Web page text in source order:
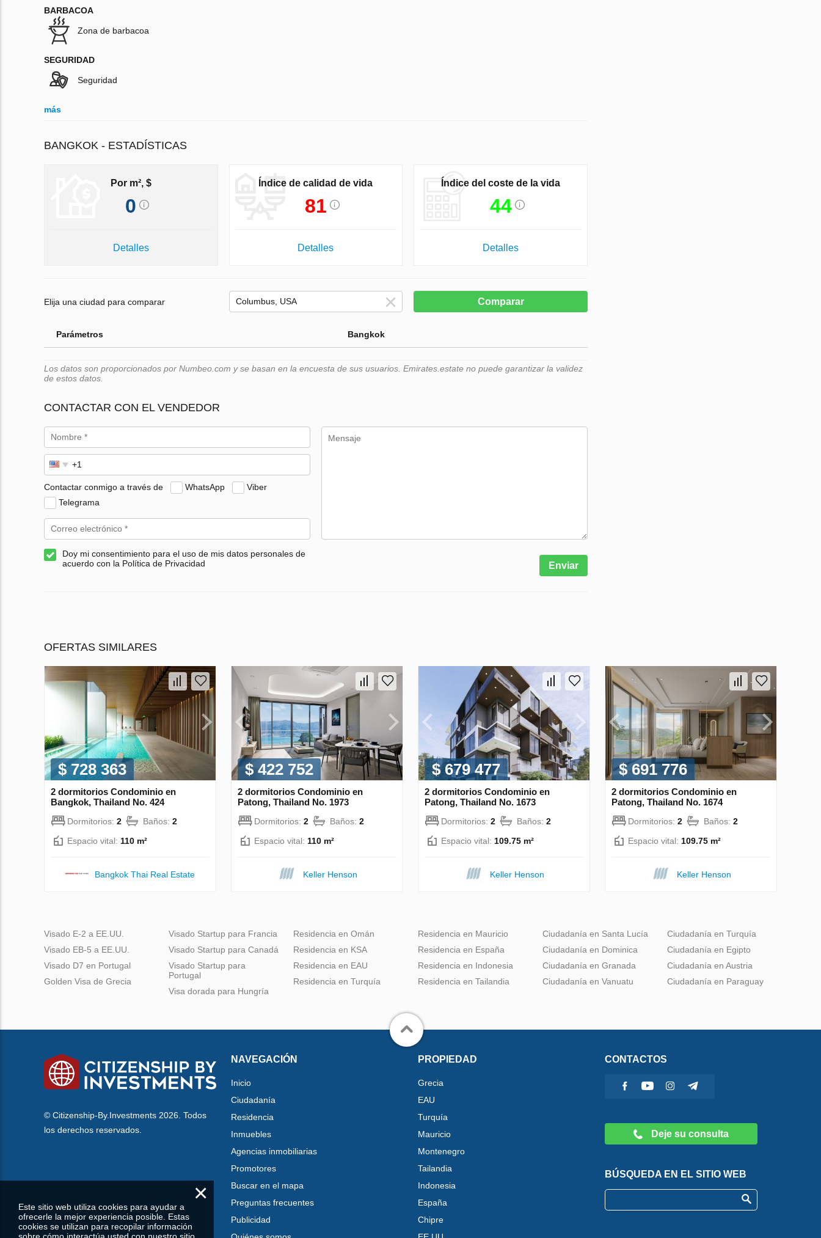
BARBACOA
Zona de barbacoa
SEGURIDAD
Seguridad
más
BANGKOK - ESTADÍSTICAS
Por m², $
0
Detalles
Índice de calidad de vida
81
Detalles
Índice del coste de la vida
44
Detalles
Elija una ciudad para comparar Comparar
Parámetros Bangkok
Los datos son proporcionados por Numbeo.com y se basan en la encuesta de sus usuarios. Emirates.estate no puede garantizar la validez
de estos datos.
CONTACTAR CON EL VENDEDOR
Contactar conmigo a través de WhatsApp
Viber
Telegrama
Doy mi consentimiento para el uso de mis datos personales de
acuerdo con la Política de Privacidad
Enviar
OFERTAS SIMILARES
$ 728 363
2 dormitorios Condominio en
Bangkok, Thailand No. 424
Dormitorios: 2 Baños: 2
Espacio vital: 110 m²
Bangkok Thai Real Estate
$ 422 752
2 dormitorios Condominio en
Patong, Thailand No. 1973
Dormitorios: 2 Baños: 2
Espacio vital: 110 m²
Keller Henson
$ 679 477
2 dormitorios Condominio en
Patong, Thailand No. 1673
Dormitorios: 2 Baños: 2
Espacio vital: 109.75 m²
Keller Henson
$ 691 776
2 dormitorios Condominio en
Patong, Thailand No. 1674
Dormitorios: 2 Baños: 2
Espacio vital: 109.75 m²
Keller Henson
Visado E-2 a EE.UU.
Visado EB-5 a EE.UU.
Visado D7 en Portugal
Golden Visa de Grecia
Visado Startup para Francia
Visado Startup para Canadá
Visado Startup para
Portugal
Visa dorada para Hungría
Residencia en Omán
Residencia en KSA
Residencia en EAU
Residencia en Turquía
Residencia en Mauricio
Residencia en España
Residencia en Indonesia
Residencia en Tailandia
Ciudadanía en Santa Lucía
Ciudadanía en Dominica
Ciudadanía en Granada
Ciudadanía en Vanuatu
Ciudadanía en Turquía
Ciudadanía en Egipto
Ciudadanía en Austria
Ciudadanía en Paraguay
© Citizenship-By.Investments 2026. Todos
los derechos reservados.
NAVEGACIÓN
Inicio
Ciudadanía
Residencia
Inmuebles
Agencias inmobiliarias
Promotores
Buscar en el mapa
Preguntas frecuentes
Publicidad
PROPIEDAD
Grecia
EAU
Turquía
Mauricio
Montenegro
Tailandia
Indonesia
España
Chipre
CONTACTOS
Deje su consulta
BÚSQUEDA EN EL SITIO WEB
×
Este sitio web utiliza cookies para ayudar a
ofrecerle la mejor experiencia posible. Estas
cookies se utilizan para recopilar información